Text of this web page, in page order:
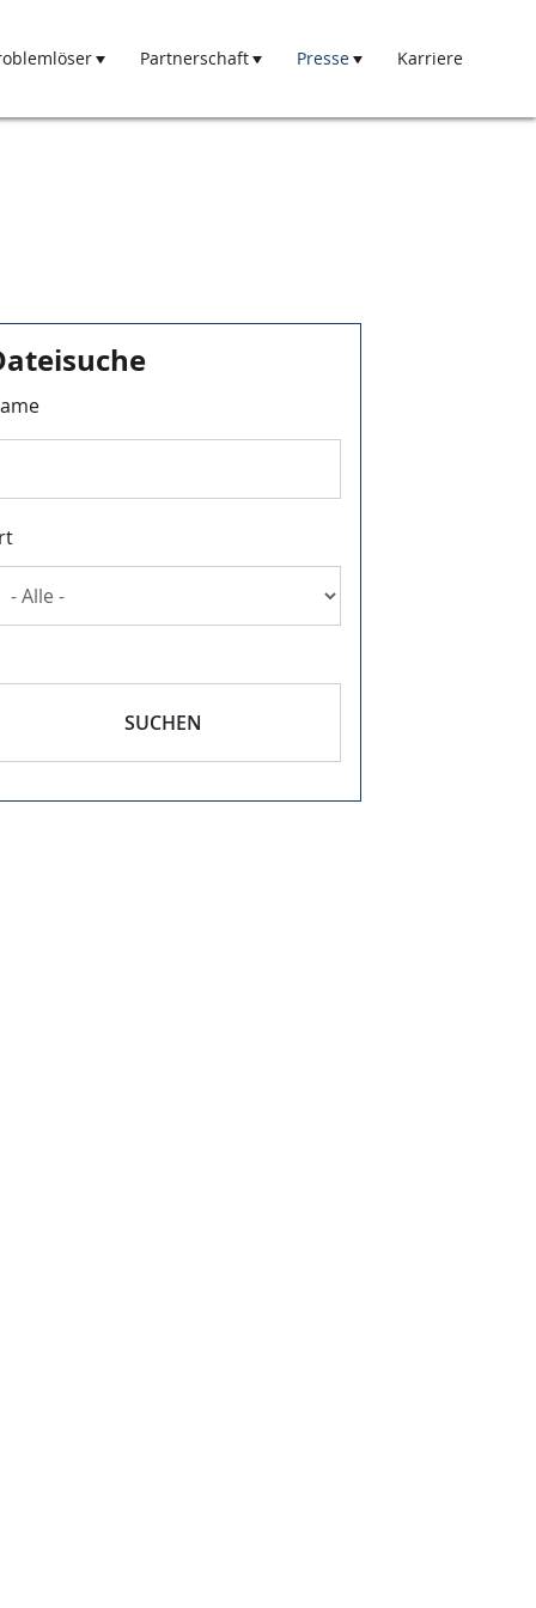
Partnerschaft Presse Karriere
SUCHEN